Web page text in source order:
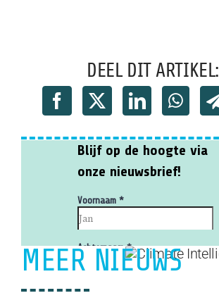
DEEL DIT ARTIKEL:
MEER NIEUWS